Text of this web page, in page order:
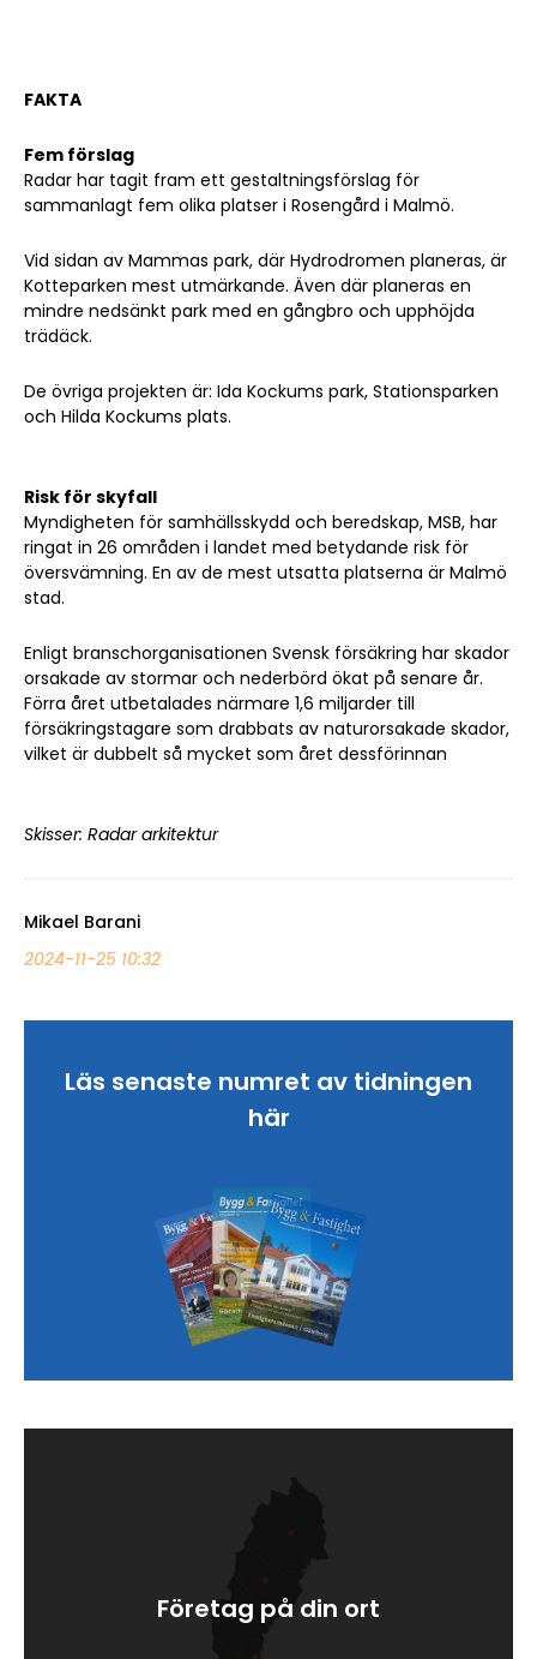
FAKTA
Fem förslag
Radar har tagit fram ett gestaltningsförslag för
sammanlagt fem olika platser i Rosengård i Malmö.
Vid sidan av Mammas park, där Hydrodromen planeras, är
Kotteparken mest utmärkande. Även där planeras en
mindre nedsänkt park med en gångbro och upphöjda
trädäck.
De övriga projekten är: Ida Kockums park, Stationsparken
och Hilda Kockums plats.
Risk för skyfall
Myndigheten för samhällsskydd och beredskap, MSB, har
ringat in 26 områden i landet med betydande risk för
översvämning. En av de mest utsatta platserna är Malmö
stad.
Enligt branschorganisationen Svensk försäkring har skador
orsakade av stormar och nederbörd ökat på senare år.
Förra året utbetalades närmare 1,6 miljarder till
försäkringstagare som drabbats av naturorsakade skador,
vilket är dubbelt så mycket som året dessförinnan
Skisser: Radar arkitektur
Mikael Barani
2024-11-25 10:32
Läs senaste numret av tidningen
här
Företag på din ort